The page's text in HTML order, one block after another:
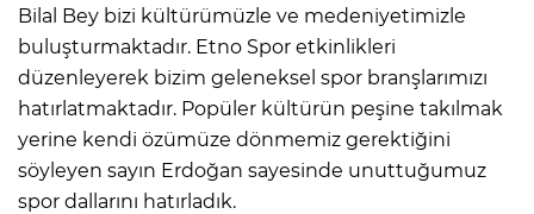
Bilal Bey bizi kültürümüzle ve medeniyetimizle
buluşturmaktadır. Etno Spor etkinlikleri
düzenleyerek bizim geleneksel spor branşlarımızı
hatırlatmaktadır. Popüler kültürün peşine takılmak
yerine kendi özümüze dönmemiz gerektiğini
söyleyen sayın Erdoğan sayesinde unuttuğumuz
spor dallarını hatırladık.